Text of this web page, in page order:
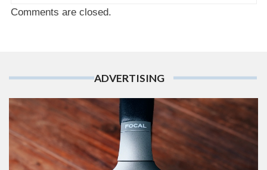
Comments are closed.
ADVERTISING